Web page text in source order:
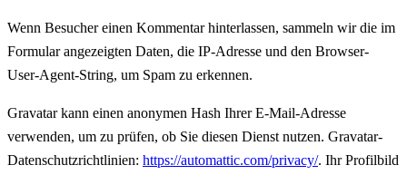
Wenn Besucher einen Kommentar hinterlassen, sammeln wir die im
Formular angezeigten Daten, die IP-Adresse und den Browser-
User-Agent-String, um Spam zu erkennen.
Gravatar kann einen anonymen Hash Ihrer E-Mail-Adresse
verwenden, um zu prüfen, ob Sie diesen Dienst nutzen. Gravatar-
Datenschutzrichtlinien: https://automattic.com/privacy/. Ihr Profilbild